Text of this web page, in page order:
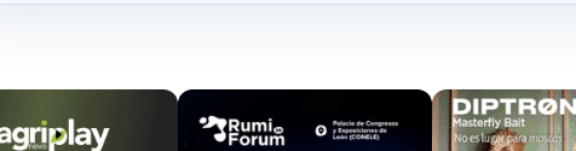
en aplicación de programas sanitarios oficiales de
de 2022).